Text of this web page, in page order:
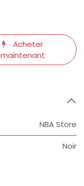
Acheter
maintenant
NBA Store
Noir